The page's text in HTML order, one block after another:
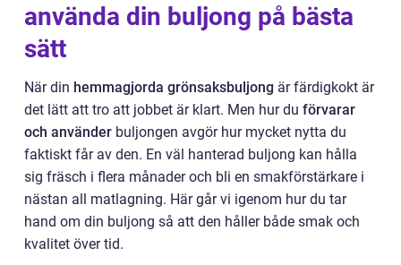
använda din buljong på bästa
sätt
När din hemmagjorda grönsaksbuljong är färdigkokt är
det lätt att tro att jobbet är klart. Men hur du förvarar
och använder buljongen avgör hur mycket nytta du
faktiskt får av den. En väl hanterad buljong kan hålla
sig fräsch i flera månader och bli en smakförstärkare i
nästan all matlagning. Här går vi igenom hur du tar
hand om din buljong så att den håller både smak och
kvalitet över tid.